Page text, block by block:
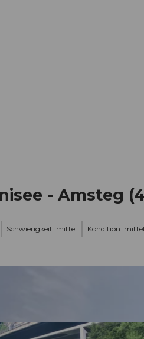
- Amsteg
Schwierigkeit: mittel Kondition: mittel